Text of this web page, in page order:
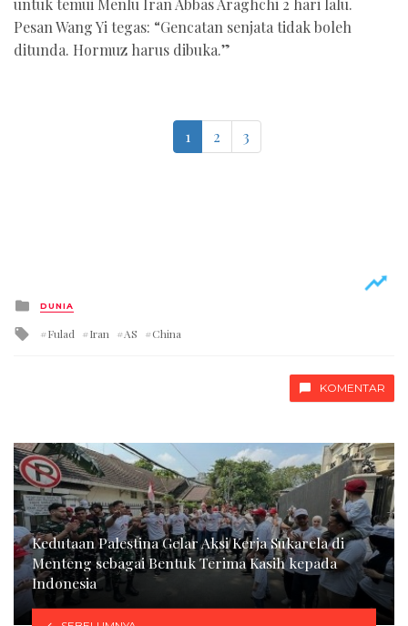
untuk temui Menlu Iran Abbas Araghchi 2 hari lalu.
Pesan Wang Yi tegas: “Gencatan senjata tidak boleh
ditunda. Hormuz harus dibuka.”
1 2 3
Posted
in
DUNIA
Tagged
Fulad Iran AS China
KOMENTAR
Kedutaan Palestina Gelar Aksi Kerja Sukarela di
Menteng sebagai Bentuk Terima Kasih kepada
Indonesia